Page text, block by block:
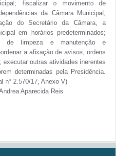
fiscalizar o movimento de
da Câmara Municipal;
do Secretário da Câmara, a
em horários predeterminados;
de limpeza e manutenção e
a afixação de avisos, ordens
outras atividades inerentes
determinadas pela Presidência.
nº 2.570/17, Anexo V)
Aparecida Reis